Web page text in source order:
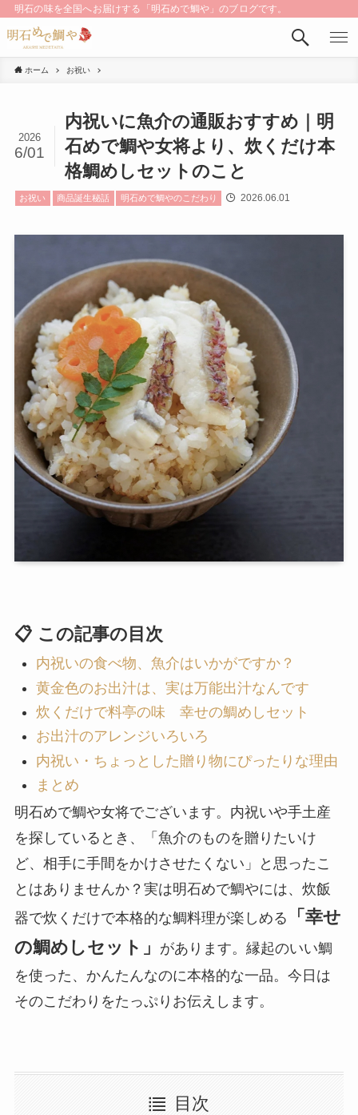
明石の味を全国へお届けする「明石めで鯛や」のブログです。
ホーム お祝い
内祝いに魚介の通販おすすめ｜明
石めで鯛や女将より、炊くだけ本
格鯛めしセットのこと
2026
6/01
お祝い 商品誕生秘話 明石めで鯛やのこだわり 2026.06.01
📋 この記事の目次
内祝いの食べ物、魚介はいかがですか？
黄金色のお出汁は、実は万能出汁なんです
炊くだけで料亭の味 幸せの鯛めしセット
お出汁のアレンジいろいろ
内祝い・ちょっとした贈り物にぴったりな理由
まとめ
明石めで鯛や女将でございます。内祝いや手土産
を探しているとき、「魚介のものを贈りたいけ
ど、相手に手間をかけさせたくない」と思ったこ
とはありませんか？実は明石めで鯛やには、炊飯
器で炊くだけで本格的な鯛料理が楽しめる
「幸せ
の鯛めしセット」
があります。縁起のいい鯛
を使った、かんたんなのに本格的な一品。今日は
そのこだわりをたっぷりお伝えします。
目次